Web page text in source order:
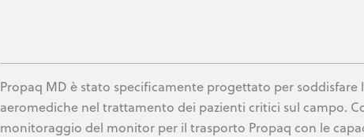
Propaq MD è stato specificamente progettato per
aeromediche nel trattamento dei pazienti critici sul campo.
monitoraggio del monitor per il trasporto Propaq con le